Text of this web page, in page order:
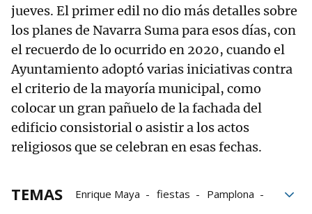
jueves. El primer edil no dio más detalles sobre
los planes de Navarra Suma para esos días, con
el recuerdo de lo ocurrido en 2020, cuando el
Ayuntamiento adoptó varias iniciativas contra
el criterio de la mayoría municipal, como
colocar un gran pañuelo de la fachada del
edificio consistorial o asistir a los actos
religiosos que se celebran en esas fechas.
TEMAS Enrique Maya fiestas
Pamplona